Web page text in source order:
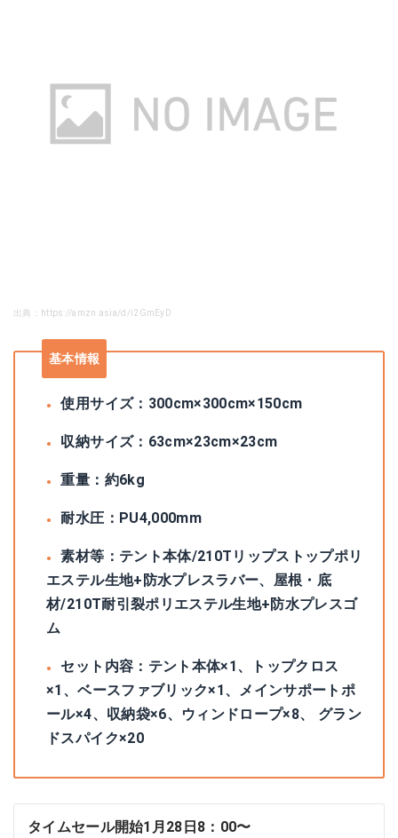
出典：https://amzn.asia/d/i2GmEyD
基本情報
使用サイズ：300cm×300cm×150cm
収納サイズ：63cm×23cm×23cm
重量：約6kg
耐水圧：PU4,000mm
素材等：テント本体/210Tリップストップポリ
エステル生地+防水プレスラバー、屋根・底
材/210T耐引裂ポリエステル生地+防水プレスゴ
ム
セット内容：テント本体×1、トップクロス
×1、ベースファブリック×1、メインサポートポ
ール×4、収納袋×6、ウィンドロープ×8、 グラン
ドスパイク×20
タイムセール開始1月28日8：00〜